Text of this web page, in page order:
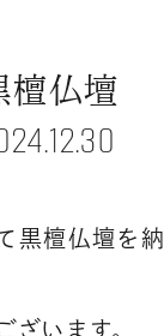
檀仏壇
黒檀仏壇を
ざいます。